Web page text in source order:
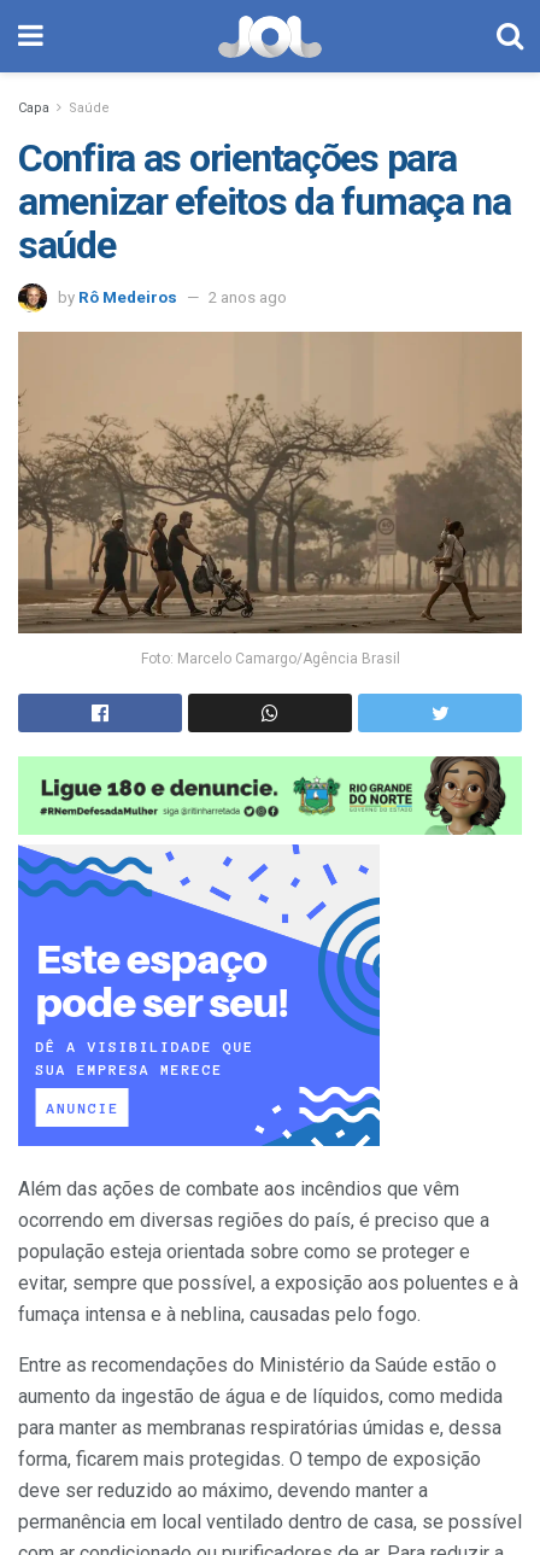
Capa Saúde
Confira as orientações para
amenizar efeitos da fumaça na
saúde
by Rô Medeiros 2 anos ago
Foto: Marcelo Camargo/Agência Brasil
Além das ações de combate aos incêndios que vêm
ocorrendo em diversas regiões do país, é preciso que a
população esteja orientada sobre como se proteger e
evitar, sempre que possível, a exposição aos poluentes e à
fumaça intensa e à neblina, causadas pelo fogo.
Entre as recomendações do Ministério da Saúde estão o
aumento da ingestão de água e de líquidos, como medida
para manter as membranas respiratórias úmidas e, dessa
forma, ficarem mais protegidas. O tempo de exposição
deve ser reduzido ao máximo, devendo manter a
permanência em local ventilado dentro de casa, se possível